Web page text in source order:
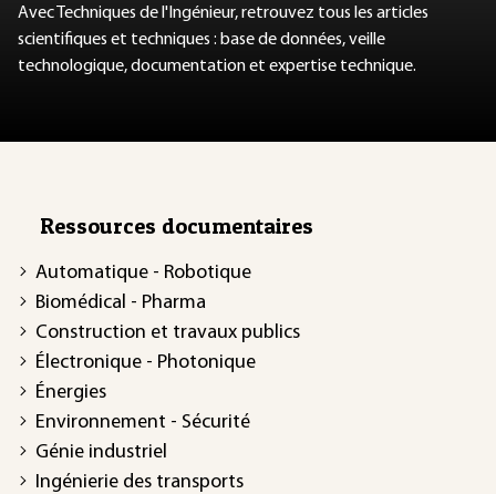
Avec Techniques de l'Ingénieur, retrouvez tous les articles
scientifiques et techniques : base de données, veille
technologique, documentation et expertise technique.
Ressources documentaires
Automatique - Robotique
Biomédical - Pharma
Construction et travaux publics
Électronique - Photonique
Énergies
Environnement - Sécurité
Génie industriel
Ingénierie des transports